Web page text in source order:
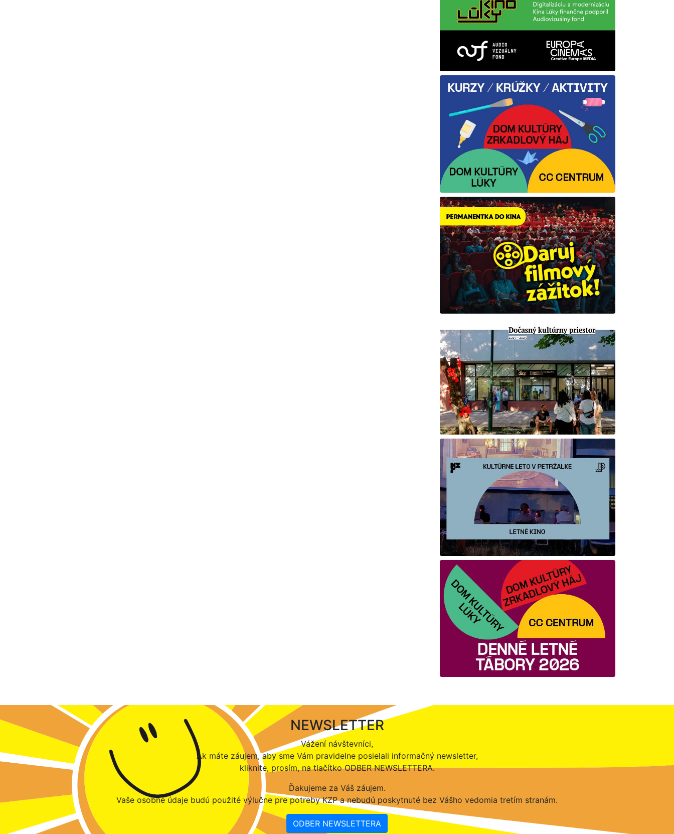
NEWSLETTER
Vážení návštevníci,
Ak máte záujem, aby sme Vám pravidelne posielali informačný newsletter,
kliknite, prosím, na tlačítko ODBER NEWSLETTERA.
Ďakujeme za Váš záujem.
Vaše osobné údaje budú použité výlučne pre potreby KZP a nebudú poskytnuté bez Vášho vedomia tretím stranám.
ODBER NEWSLETTERA